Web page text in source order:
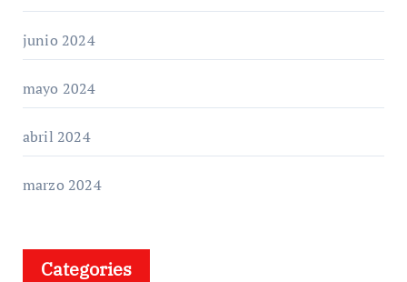
junio 2024
mayo 2024
abril 2024
marzo 2024
Categories